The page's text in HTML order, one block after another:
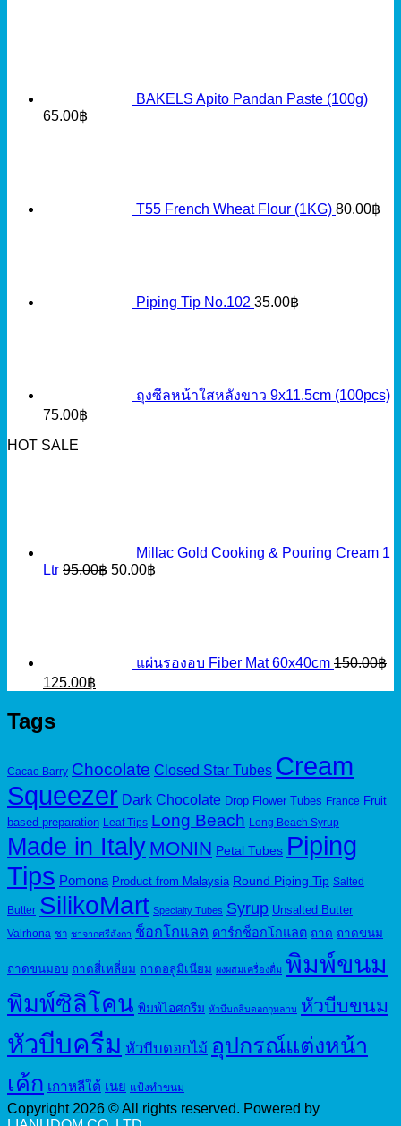
BAKELS Apito Pandan Paste (100g)
65.00฿
T55 French Wheat Flour (1KG) 80.00฿
Piping Tip No.102 35.00฿
ถุงซีลหน้าใสหลังขาว 9x11.5cm (100pcs)
75.00฿
HOT SALE
Millac Gold Cooking & Pouring Cream 1
Ltr 95.00฿ Original
50.00฿
แผ่นรองอบ Fiber Mat 60x40cm 150.00฿
Original
150.00฿.
125.00฿
Tags
Cacao Barry Chocolate Closed Star Tubes Cream
Squeezer Dark Chocolate Drop Flower Tubes France Fruit
based preparation Leaf Tips Long Beach Long Beach Syrup
Made in Italy MONIN Petal Tubes Piping
Tips Pomona Product from Malaysia Round Piping Tip Salted
Butter SilikoMart Specialty Tubes Syrup Unsalted Butter
Valrhona ชา ชาจากศรีลังกา ช็อกโกแลต ดาร์กช็อกโกแลต ถาด ถาดขนม
ถาดขนมอบ ถาดสี่เหลี่ยม ถาดอลูมิเนียม ผงผสมเครื่องดื่ม พิมพ์ขนม
พิมพ์ซิลิโคน พิมพ์ไอศกรีม หัวบีบกลีบดอกกุหลาบ หัวบีบขนม
หัวบีบครีม หัวบีบดอกไม้ อุปกรณ์แต่งหน้า
เค้ก เกาหลีใต้ เนย แป้งทำขนม
Copyright 2026 © All rights reserved. Powered by